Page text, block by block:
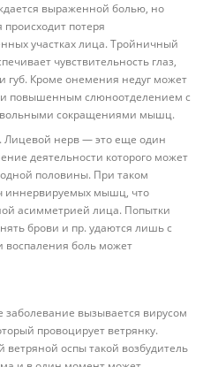
выраженной болью, но
происходит потеря
участках лица. Тройничный
чувствительность глаз,
губ. Кроме онемения недуг может
и повышенным слюноотделением с
сокращениями мышц.
Лицевой нерв — это еще один
деятельности которого может
половины. При таком
иннервируемых мышц, что
асимметрией лица. Попытки
брови и пр. удаются лишь с
воспаления боль может
вызывается вирусом
провоцирует ветрянку.
оспы такой возбудитель